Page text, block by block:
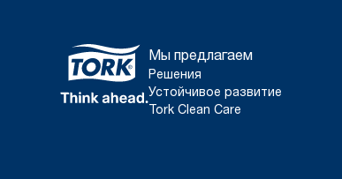
Мы предлагаем
Решения
Устойчивое развитие
Tork Clean Care